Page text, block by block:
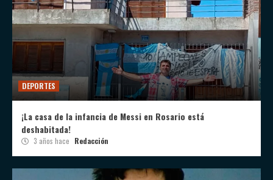
DEPORTES
¡La casa de la infancia de Messi en Rosario está
deshabitada!
3 años hace Redacción